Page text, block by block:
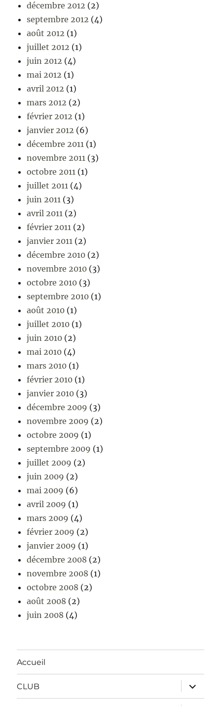
décembre 2012 (2)
septembre 2012 (4)
août 2012 (1)
juillet 2012 (1)
juin 2012 (4)
mai 2012 (1)
avril 2012 (1)
mars 2012 (2)
février 2012 (1)
janvier 2012 (6)
décembre 2011 (1)
novembre 2011 (3)
octobre 2011 (1)
juillet 2011 (4)
juin 2011 (3)
avril 2011 (2)
février 2011 (2)
janvier 2011 (2)
décembre 2010 (2)
novembre 2010 (3)
octobre 2010 (3)
septembre 2010 (1)
août 2010 (1)
juillet 2010 (1)
juin 2010 (2)
mai 2010 (4)
mars 2010 (1)
février 2010 (1)
janvier 2010 (3)
décembre 2009 (3)
novembre 2009 (2)
octobre 2009 (1)
septembre 2009 (1)
juillet 2009 (2)
juin 2009 (2)
mai 2009 (6)
avril 2009 (1)
mars 2009 (4)
février 2009 (2)
janvier 2009 (1)
décembre 2008 (2)
novembre 2008 (1)
octobre 2008 (2)
août 2008 (2)
juin 2008 (4)
Accueil
CLUB
ouvrir
le
sous-